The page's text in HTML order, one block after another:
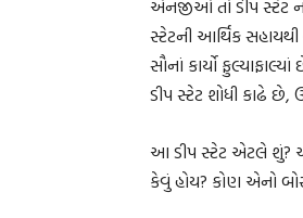
એનજીઓ તો ડીપ સ્ટેટ
સ્ટેટની આર્થિક
સૌનાં કાર્યો
ડીપ સ્ટેટ શોધી કાઢે
આ ડીપ સ્ટેટ એટલે શું?
કેવું હોય? કોણ એનો